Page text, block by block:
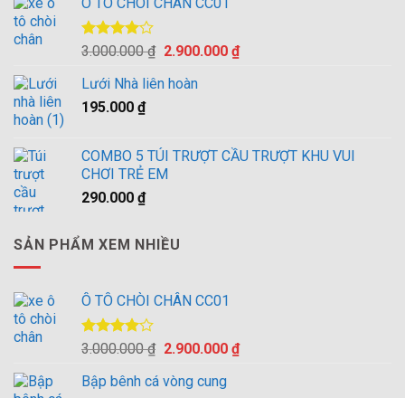
Được
4.005
sao
3.000.000₫ Giá
là:
2.900.000 ₫Giá
Lưới Nhà liên hoàn
195.000 ₫
COMBO 5 TÚI TRƯỢT CẦU TRƯỢT KHU VUI
CHƠI TRẺ EM
290.000 ₫
SẢN PHẨM XEM NHIỀU
Ô TÔ CHÒI CHÂN CC01
Được
4.00 5
sao
3.000.000₫ Giá
là:
2.900.000 ₫Giá
Bập bênh cá vòng cung